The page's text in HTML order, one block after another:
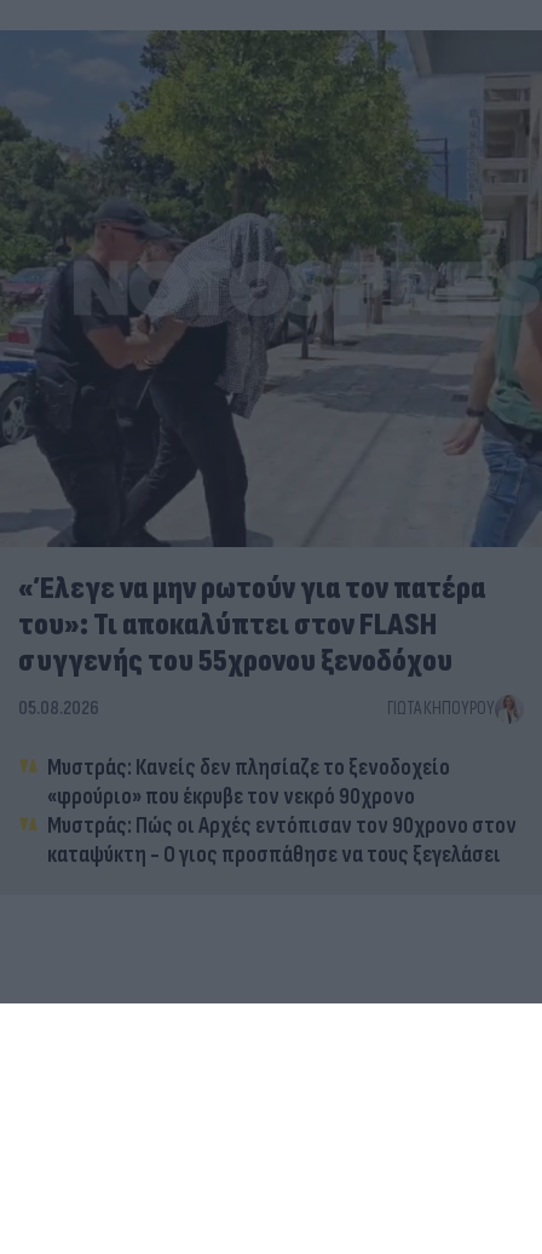
«Έλεγε να μην ρωτούν για τον πατέρα
του»: Τι αποκαλύπτει στον FLASH
συγγενής του 55χρονου ξενοδόχου
05.08.2026 ΓΙΏΤΑ ΚΗΠΟΥΡΟΎ
Μυστράς: Κανείς δεν πλησίαζε το ξενοδοχείο
«φρούριο» που έκρυβε τον νεκρό 90χρονο
Μυστράς: Πώς οι Αρχές εντόπισαν τον 90χρονο στον
καταψύκτη - Ο γιος προσπάθησε να τους ξεγελάσει